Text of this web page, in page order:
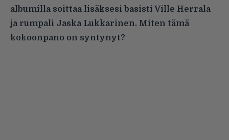
albumilla soittaa lisäksesi basisti Ville Herrala
ja rumpali Jaska Lukkarinen. Miten tämä
kokoonpano on syntynyt?